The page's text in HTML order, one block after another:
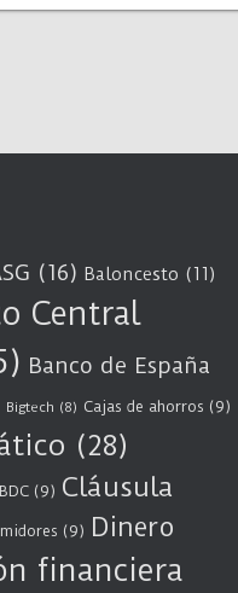
(16) Baloncesto (11)
Central
Banco de España
Bigtech (8) Cajas de ahorros (9)
(28)
(9) Cláusula
(9) Dinero
financiera